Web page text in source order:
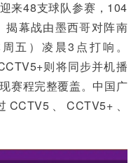
来48支球队参赛，104
揭幕战由墨西哥对阵南
五）凌晨3点打响。
则将同步并机播
赛程完整覆盖。中国广
、CCTV5+、